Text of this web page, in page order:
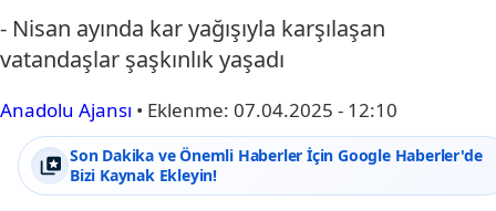
- Nisan ayında kar yağışıyla karşılaşan
vatandaşlar şaşkınlık yaşadı
Anadolu Ajansı • Eklenme: 07.04.2025 - 12:10
Son Dakika ve Önemli Haberler İçin Google Haberler'de
Bizi Kaynak Ekleyin!